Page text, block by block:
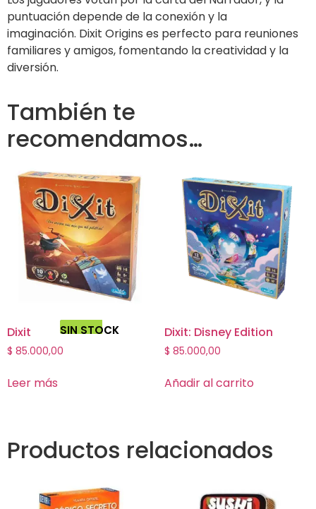
puntuación depende de la conexión y la
imaginación. Dixit Origins es perfecto para reuniones
familiares y amigos, fomentando la creatividad y la
diversión.
También te
recomendamos…
SIN STOCK
Dixit
$ 85.000,00
Leer más
Dixit: Disney Edition
$ 85.000,00
Añadir al carrito
Productos relacionados